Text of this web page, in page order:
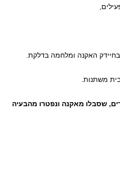
האקנה ומלחמה בדלקת.
משתנות.
שסבלו מאקנה ונפטרו מהבעיה